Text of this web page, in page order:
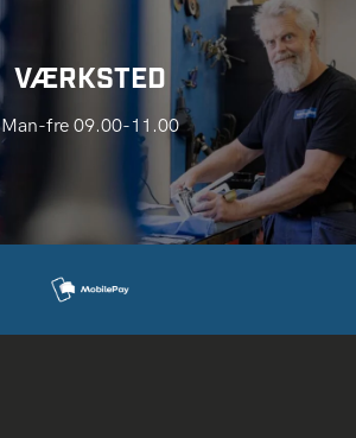
VÆRKSTED
Man-fre 09.00-11.00